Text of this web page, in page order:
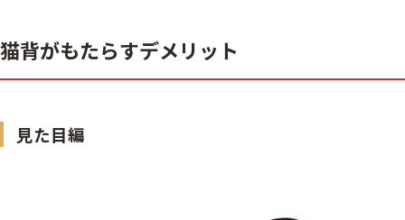
猫背がもたらすデメリット
見た目編